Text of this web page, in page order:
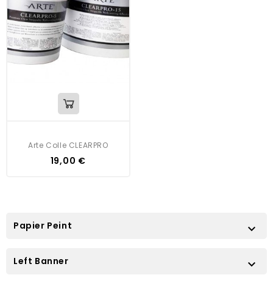
Arte Colle CLEARPRO
Preis
19,00 €
Papier Peint 
Left Banner 